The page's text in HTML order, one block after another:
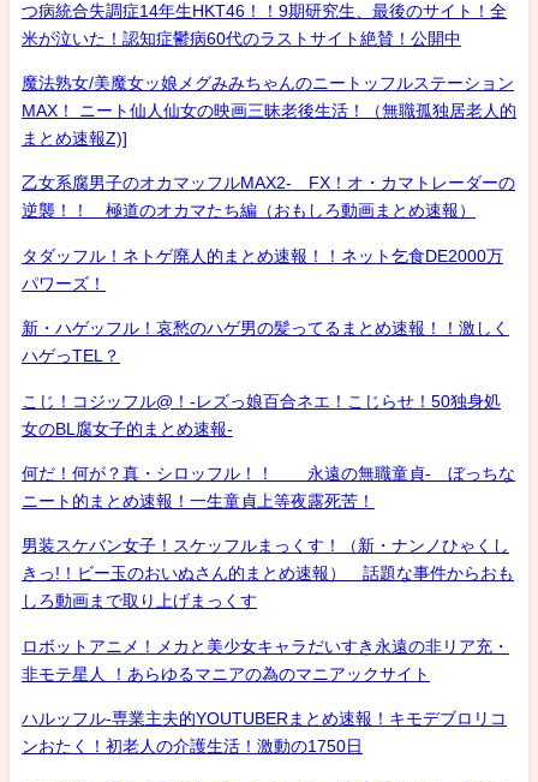
つ病統合失調症14年生HKT46！！9期研究生、最後のサイト！全
米が泣いた！認知症鬱病60代のラストサイト絶賛！公開中
魔法熟女/美魔女ッ娘メグみみちゃんのニートッフルステーション
MAX！ ニート仙人仙女の映画三昧老後生活！（無職孤独居老人的
まとめ速報Z)]
乙女系腐男子のオカマッフルMAX2- FX！オ・カマトレーダーの
逆襲！！ 極道のオカマたち編（おもしろ動画まとめ速報）
タダッフル！ネトゲ廃人的まとめ速報！！ネット乞食DE2000万
パワーズ！
新・ハゲッフル！哀愁のハゲ男の髪ってるまとめ速報！！激しく
ハゲっTEL？
こじ！コジッフル@！-レズっ娘百合ネエ！こじらせ！50独身処
女のBL腐女子的まとめ速報-
何だ！何が？真・シロッフル！！ 永遠の無職童貞- ぼっちな
ニート的まとめ速報！一生童貞上等夜露死苦！
男装スケバン女子！スケッフルまっくす！（新・ナンノひゃくし
きっ!！ビー玉のおいぬさん的まとめ速報） 話題な事件からおも
しろ動画まで取り上げまっくす
ロボットアニメ！メカと美少女キャラだいすき永遠の非リア充・
非モテ星人 ！あらゆるマニアの為のマニアックサイト
ハルッフル-専業主夫的YOUTUBERまとめ速報！キモデブロリコ
ンおたく！初老人の介護生活！激動の1750日